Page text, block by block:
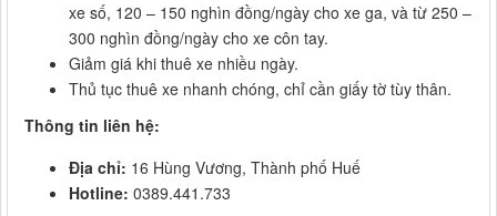
xe số, 120 – 150 nghìn đồng/ngày cho xe ga, và từ 250 –
300 nghìn đồng/ngày cho xe côn tay.
Giảm giá khi thuê xe nhiều ngày.
Thủ tục thuê xe nhanh chóng, chỉ cần giấy tờ tùy thân.
Thông tin liên hệ:
Địa chỉ: 16 Hùng Vương, Thành phố Huế
Hotline: 0389.441.733